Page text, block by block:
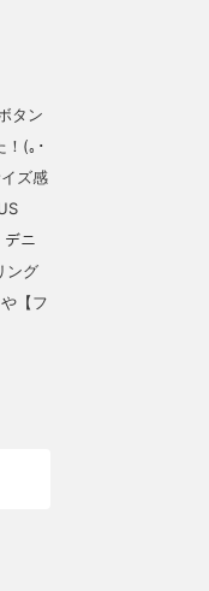
タン
！(｡･
ズ感
ニ
ング
【フ